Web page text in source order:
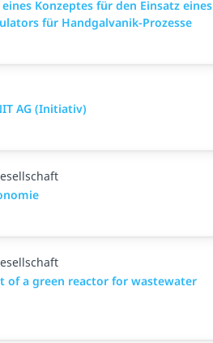
Konzeptes für den Einsatz eines
für Handgalvanik-Prozesse
AG (Initiativ)
of a green reactor for wastewater